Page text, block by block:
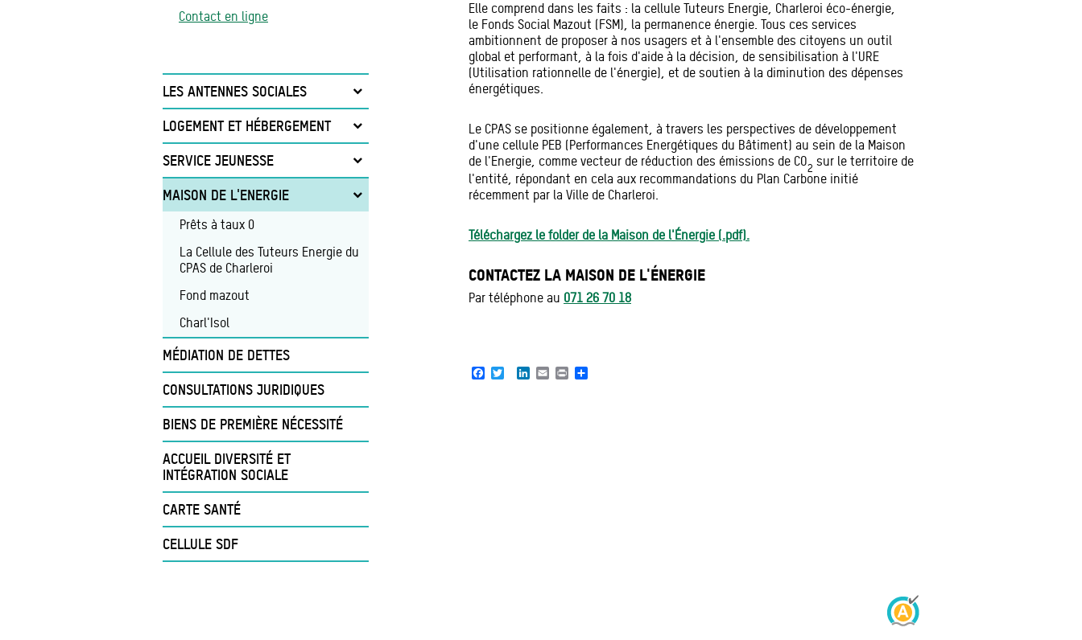
Contact en ligne
LES ANTENNES SOCIALES
Charleroi
Couillet
Dampremy
Gilly
Gosselies
Jumet
Marchienne Docherie
Monceau-sur-Sambre
Montignies-sur-Sambre
Mont-sur-Marchienne
Ransart
Roux
LOGEMENT ET HÉBERGEMENT
Hébergement
Logement d'insertion
Logement d'urgence
Hébergement de transit
SERVICE JEUNESSE
Maison Lancelot
Aide aux jeunes et aux familles
S.A. Les Petits Spirou
Chemin'on
MAISON DE L'ENERGIE
Prêts à taux 0
La Cellule des Tuteurs Energie du
CPAS de Charleroi
Fond mazout
Charl'Isol
MÉDIATION DE DETTES
CONSULTATIONS JURIDIQUES
BIENS DE PREMIÈRE NÉCESSITÉ
ACCUEIL DIVERSITÉ ET
INTÉGRATION SOCIALE
CARTE SANTÉ
CELLULE SDF
Elle comprend dans les faits : la cellule Tuteurs Energie, Charleroi éco-énergie,
le Fonds Social Mazout (FSM), la permanence énergie. Tous ces services
ambitionnent de proposer à nos usagers et à l'ensemble des citoyens un outil
global et performant, à la fois d'aide à la décision, de sensibilisation à l'URE
(Utilisation rationnelle de l'énergie), et de soutien à la diminution des dépenses
énergétiques.
Le CPAS se positionne également, à travers les perspectives de développement
d'une cellule PEB (Performances Energétiques du Bâtiment) au sein de la Maison
de l'Energie, comme vecteur de réduction des émissions de CO2 sur le territoire de
l'entité, répondant en cela aux recommandations du Plan Carbone initié
récemment par la Ville de Charleroi.
Téléchargez le folder de la Maison de l'Énergie (.pdf).
CONTACTEZ LA MAISON DE L'ÉNERGIE
Par téléphone au 071 26 70 18
Facebook
TwitterLinkedIn
EmailPrint